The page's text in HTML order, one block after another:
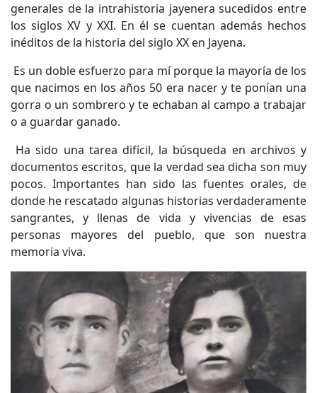
generales de la intrahistoria jayenera sucedidos entre
los siglos XV y XXI. En él se cuentan además hechos
inéditos de la historia del siglo XX en Jayena.
Es un doble esfuerzo para mí porque la mayoría de los
que nacimos en los años 50 era nacer y te ponían una
gorra o un sombrero y te echaban al campo a trabajar
o a guardar ganado.
Ha sido una tarea difícil, la búsqueda en archivos y
documentos escritos, que la verdad sea dicha son muy
pocos. Importantes han sido las fuentes orales, de
donde he rescatado algunas historias verdaderamente
sangrantes, y llenas de vida y vivencias de esas
personas mayores del pueblo, que son nuestra
memoria viva.